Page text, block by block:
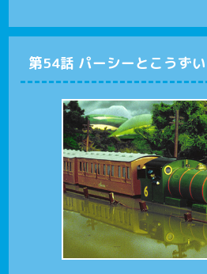
第54話 パーシーとこうずい